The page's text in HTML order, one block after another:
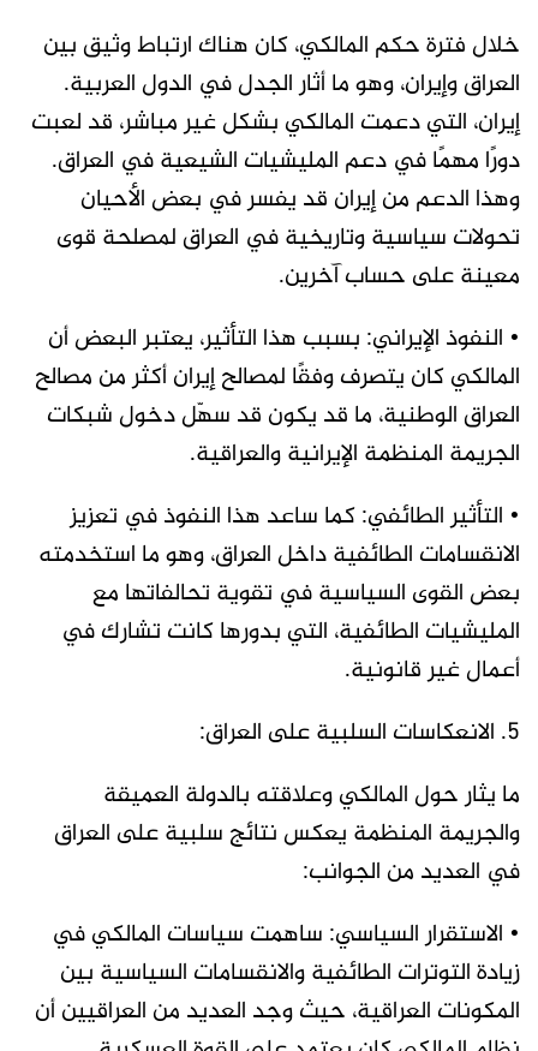
خلال فترة حكم المالكي، كان هناك ارتباط وثيق بين
العراق وإيران، وهو ما أثار الجدل في الدول العربية.
إيران، التي دعمت المالكي بشكل غير مباشر، قد لعبت
دورًا مهمًا في دعم المليشيات الشيعية في العراق.
وهذا الدعم من إيران قد يفسر في بعض الأحيان
تحولات سياسية وتاريخية في العراق لمصلحة قوى
معينة على حساب آخرين.
• النفوذ الإيراني: بسبب هذا التأثير، يعتبر البعض أن
المالكي كان يتصرف وفقًا لمصالح إيران أكثر من مصالح
العراق الوطنية، ما قد يكون قد سهّل دخول شبكات
الجريمة المنظمة الإيرانية والعراقية.
• التأثير الطائفي: كما ساعد هذا النفوذ في تعزيز
الانقسامات الطائفية داخل العراق، وهو ما استخدمته
بعض القوى السياسية في تقوية تحالفاتها مع
المليشيات الطائفية، التي بدورها كانت تشارك في
أعمال غير قانونية.
5. الانعكاسات السلبية على العراق:
ما يثار حول المالكي وعلاقته بالدولة العميقة
والجريمة المنظمة يعكس نتائج سلبية على العراق
في العديد من الجوانب:
• الاستقرار السياسي: ساهمت سياسات المالكي في
زيادة التوترات الطائفية والانقسامات السياسية بين
المكونات العراقية، حيث وجد العديد من العراقيين أن